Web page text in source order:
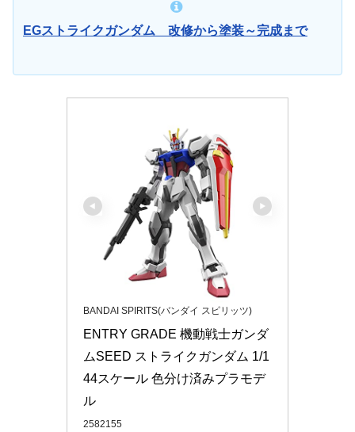
EGストライクガンダム 改修から塗装～完成まで
BANDAI SPIRITS(バンダイ スピリッツ)
ENTRY GRADE 機動戦士ガンダ
ムSEED ストライクガンダム 1/1
44スケール 色分け済みプラモデ
ル
2582155